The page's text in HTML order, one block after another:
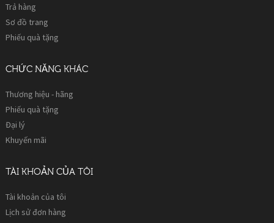
Trả hàng
Sơ đồ trang
Phiếu quà tặng
CHỨC NĂNG KHÁC
Thương hiệu - hãng
Phiếu quà tặng
Đại lý
Khuyến mãi
TÀI KHOẢN CỦA TÔI
Tài khoản của tôi
Lịch sử đơn hàng